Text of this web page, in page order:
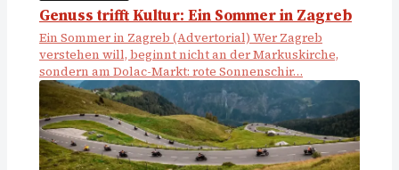
Genuss trifft Kultur: Ein Sommer in Zagreb
Ein Sommer in Zagreb (Advertorial) Wer Zagreb
verstehen will, beginnt nicht an der Markuskirche,
sondern am Dolac-Markt: rote Sonnenschir…